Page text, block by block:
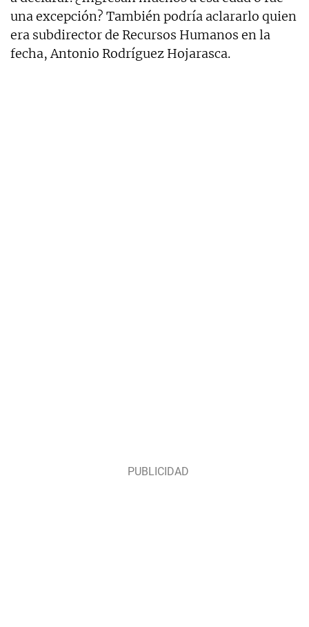
una excepción? También podría aclararlo quien
era subdirector de Recursos Humanos en la
fecha, Antonio Rodríguez Hojarasca.